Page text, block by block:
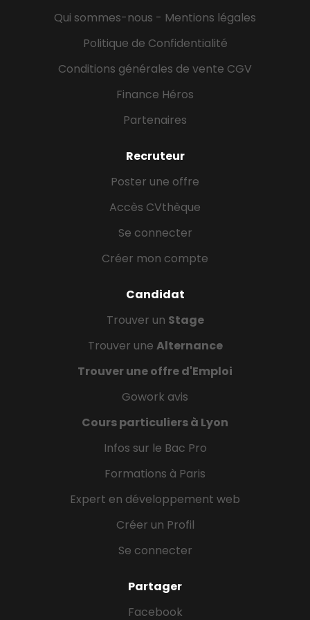
missions Tes missions : Tu intègreras l'équipe
logistique/transport pour être l'interface entre...
Qui sommes-nous - Mentions légales
Politique de Confidentialité
Conditions générales de vente CGV
Finance Héros
Partenaires
Recruteur
Poster une offre
Accès CVthèque
Se connecter
Créer mon compte
Candidat
Trouver un Stage
Trouver une Alternance
Trouver une offre d'Emploi
Gowork avis
Cours particuliers à Lyon
Infos sur le Bac Pro
Formations à Paris
Expert en développement web
Créer un Profil
Se connecter
Partager
Facebook